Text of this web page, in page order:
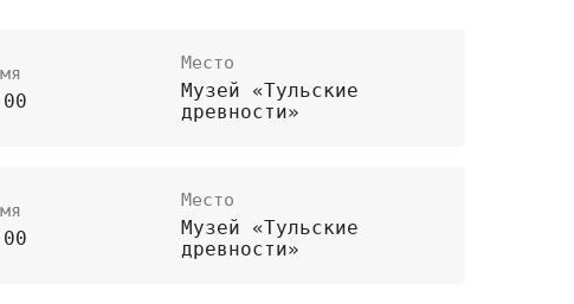
Место
Музей «Тульские
древности»
Место
Музей «Тульские
древности»